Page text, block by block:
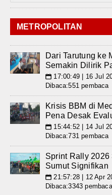
METROPOLITAN
Dari Tarutung ke
Semakin Dilirik
📅 17:00:49 | 16 Jul
Dibaca:551 pembaca
Krisis BBM di
Pena Desak
📅 15:44:52 | 14 Jul
Dibaca:731 pembaca
Sprint Rally 2026
Sumut Signifikan
📅 21:57:28 | 12 Apr
Dibaca:3343 pembaca